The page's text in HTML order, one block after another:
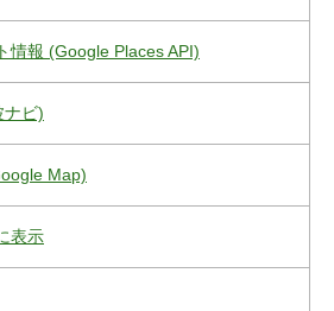
情報 (Google Places API)
ナビ)
Map)
表示